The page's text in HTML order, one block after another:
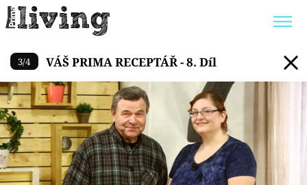
Trendy: JAK UŠETŘIT
POKOJOVÉ KVĚTINY
BYDLENÍ SLAVNÝCH
ZAHRADA
Témata
VÁŠ PRIMA RECEPTÁŘ - 8. Díl
3/4 VÁŠ PRIMA RECEPTÁŘ - 8. Díl